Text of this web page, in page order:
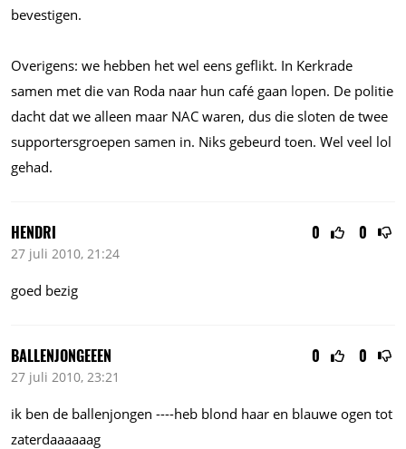
bevestigen.
Overigens: we hebben het wel eens geflikt. In Kerkrade
samen met die van Roda naar hun café gaan lopen. De politie
dacht dat we alleen maar NAC waren, dus die sloten de twee
supportersgroepen samen in. Niks gebeurd toen. Wel veel lol
gehad.
0 0
HENDRI
27 juli 2010, 21:24
goed bezig
0 0
BALLENJONGEEEN
27 juli 2010, 23:21
ik ben de ballenjongen ----heb blond haar en blauwe ogen tot
zaterdaaaaaag